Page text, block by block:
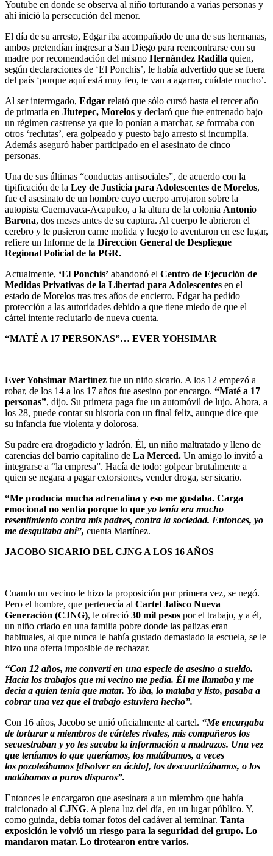
Youtube en donde se observa al niño torturando a varias personas y
ahí inició la persecución del menor.
El día de su arresto, Edgar iba acompañado de una de sus hermanas,
ambos pretendían ingresar a San Diego para reencontrarse con su
madre por recomendación del mismo Hernández Radilla quien,
según declaraciones de ‘El Ponchis’, le había advertido que se fuera
del país ‘porque aquí está muy feo, te van a agarrar, cuídate mucho’.
Al ser interrogado, Edgar relató que sólo cursó hasta el tercer año
de primaria en Jiutepec, Morelos y declaró que fue entrenado bajo
un régimen castrense ya que lo ponían a marchar, se formaba con
otros ‘reclutas’, era golpeado y puesto bajo arresto si incumplía.
Además aseguró haber participado en el asesinato de cinco
personas.
Una de sus últimas “conductas antisociales”, de acuerdo con la
tipificación de la Ley de Justicia para Adolescentes de Morelos,
fue el asesinato de un hombre cuyo cuerpo arrojaron sobre la
autopista Cuernavaca-Acapulco, a la altura de la colonia Antonio
Barona, dos meses antes de su captura. Al cuerpo le abrieron el
cerebro y le pusieron carne molida y luego lo aventaron en ese lugar,
refiere un Informe de la Dirección General de Despliegue
Regional Policial de la PGR.
Actualmente, ‘El Ponchis’ abandonó el Centro de Ejecución de
Medidas Privativas de la Libertad para Adolescentes en el
estado de Morelos tras tres años de encierro. Edgar ha pedido
protección a las autoridades debido a que tiene miedo de que el
cártel intente reclutarlo de nueva cuenta.
“MATÉ A 17 PERSONAS”… EVER YOHSIMAR
Ever Yohsimar Martínez fue un niño sicario. A los 12 empezó a
robar, de los 14 a los 17 años fue asesino por encargo. “Maté a 17
personas”, dijo. Su primera paga fue un automóvil de lujo. Ahora, a
los 28, puede contar su historia con un final feliz, aunque dice que
su infancia fue violenta y dolorosa.
Su padre era drogadicto y ladrón. Él, un niño maltratado y lleno de
carencias del barrio capitalino de La Merced. Un amigo lo invitó a
integrarse a “la empresa”. Hacía de todo: golpear brutalmente a
quien se negara a pagar extorsiones, vender droga, ser sicario.
“Me producía mucha adrenalina y eso me gustaba. Carga
emocional no sentía porque lo que yo tenía era mucho
resentimiento contra mis padres, contra la sociedad. Entonces, yo
me desquitaba ahí”, cuenta Martínez.
JACOBO SICARIO DEL CJNG A LOS 16 AÑOS
Cuando un vecino le hizo la proposición por primera vez, se negó.
Pero el hombre, que pertenecía al Cartel Jalisco Nueva
Generación (CJNG), le ofreció 30 mil pesos por el trabajo, y a él,
un niño criado en una familia pobre donde las palizas eran
habituales, al que nunca le había gustado demasiado la escuela, se le
hizo una oferta imposible de rechazar.
“Con 12 años, me convertí en una especie de asesino a sueldo.
Hacía los trabajos que mi vecino me pedía. Él me llamaba y me
decía a quien tenía que matar. Yo iba, lo mataba y listo, pasaba a
cobrar una vez que el trabajo estuviera hecho”.
Con 16 años, Jacobo se unió oficialmente al cartel. “Me encargaba
de torturar a miembros de cárteles rivales, mis compañeros los
secuestraban y yo les sacaba la información a madrazos. Una vez
que teníamos lo que queríamos, los matábamos, a veces
los pozoleábamos [disolver en ácido], los descuartizábamos, o los
matábamos a puros disparos”.
Entonces le encargaron que asesinara a un miembro que había
traicionado al CJNG. A plena luz del día, en un lugar público. Y,
como guinda, debía tomar fotos del cadáver al terminar. Tanta
exposición le volvió un riesgo para la seguridad del grupo. Lo
mandaron matar. Lo tirotearon entre varios.